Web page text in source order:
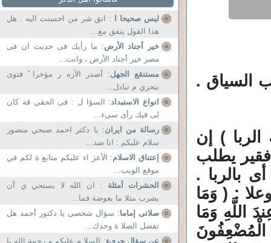
السياق .
) إن
فقير يطلب
بالربا .
: ( وَمَا
اللَّهِ وَمَا
الْمُضْعِفُونَ
ليس صحيحا ا : اتق شر من احسنت اليه . هل
هذا القول يتفق مع...
خير أجناد الأرض: ما رأيك فى حديث ان فى
مصر خير أجناد الأرض ، وانت...
مستنقع الجهل: أصدر الأزه ر مؤخرا ً فتوى
بتحري م تبادل...
انواع الاستبداد: السؤا ل : فى الحقي قة كان
لى فيك رأى سىء...
رسالة من ايران: يا دکتر احمد صبحي منصور
سلام عليکم : انا ضد...
إعتناق الاسلام: الأعز اء عليكم متابع ة لكم في
موقع الويب...
الحشرات أمثلة : ان الله لا يستحي ي أن
يضرب مثلا ما بعوضة فما...
صلاتى إماما: سؤال شخصى يا دكتور أحمد هل
تفضل الصلا ة وحدك...
عن سؤال جرىء: السلا م عليكم و رحمة الله يا